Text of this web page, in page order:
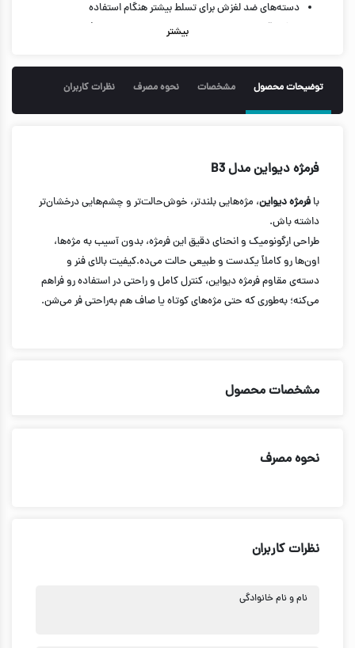
دسته‌های ضد لغزش برای تسلط بیشتر هنگام استفاده
سبک، قابل حمل و مناسب برای استفاده روزانه و حرفه‌ای
دوام بالا و قابل‌تعویض بودن پد سیلیکونی
بیشتر
توضیحات محصول مشخصات نحوه مصرف نظرات کاربران
فرمژه دیواین مدل B3
با فرمژه دیواین، مژه‌هایی بلندتر، خوش‌حالت‌تر و چشم‌هایی درخشان‌تر
داشته باش.
طراحی ارگونومیک و انحنای دقیق این فرمژه، بدون آسیب به مژه‌ها،
اون‌ها رو کاملاً یکدست و طبیعی حالت می‌ده.کیفیت بالای فنر و
دسته‌ی مقاوم فرمژه دیواین، کنترل کامل و راحتی در استفاده رو فراهم
می‌کنه؛ به‌طوری که حتی مژه‌های کوتاه یا صاف هم به‌راحتی فر می‌شن.
مشخصات محصول
نحوه مصرف
نظرات کاربران
نام و نام خانوادگی